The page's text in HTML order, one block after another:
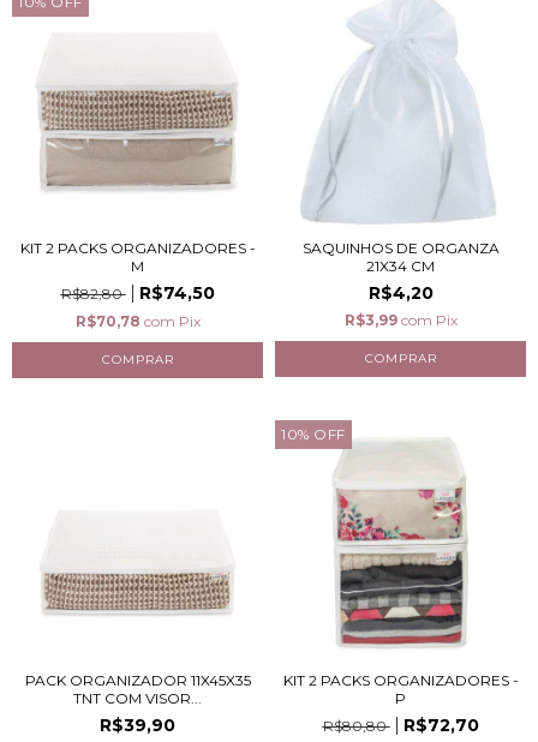
KIT 2 PACKS ORGANIZADORES -
M
R$82,80
R$74,50
R$70,78 com Pix
SAQUINHOS DE ORGANZA
21X34 CM
R$4,20
R$3,99 com Pix
PACK ORGANIZADOR 11X45X35
TNT COM VISOR...
R$39,90
10% OFF
KIT 2 PACKS ORGANIZADORES -
P
R$80,80
R$72,70